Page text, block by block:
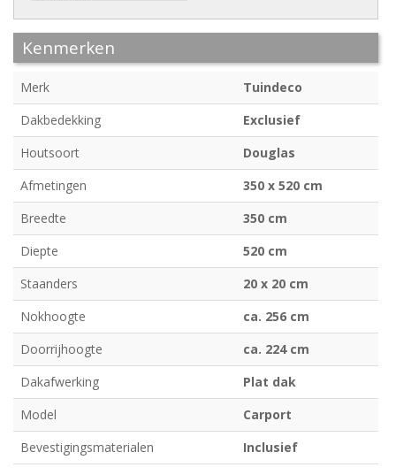
Kenmerken
Merk
Tuindeco
Dakbedekking
Exclusief
Houtsoort
Douglas
Afmetingen
350 x 520 cm
Breedte
350 cm
Diepte
520 cm
Staanders
20 x 20 cm
Nokhoogte
ca. 256 cm
Doorrijhoogte
ca. 224 cm
Dakafwerking
Plat dak
Model
Carport
Bevestigingsmaterialen
Inclusief